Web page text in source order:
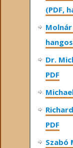
(PDF,
Molnár
Dr.
PDF
PDF
Szabó